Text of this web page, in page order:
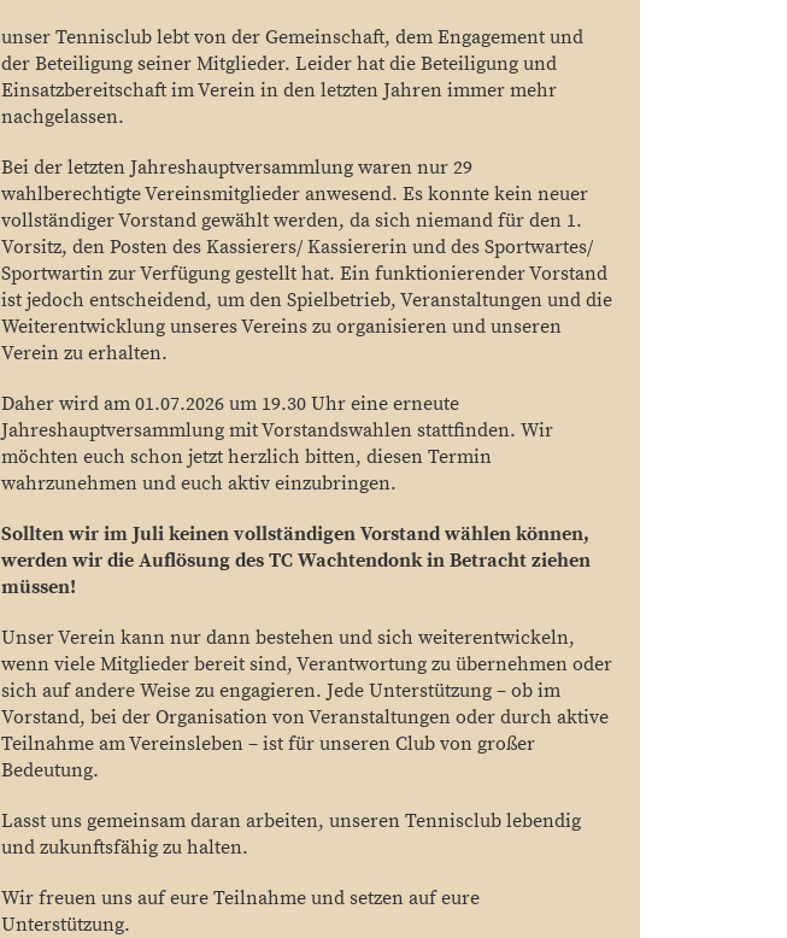
unser Tennisclub lebt von der Gemeinschaft, dem Engagement und
der Beteiligung seiner Mitglieder. Leider hat die Beteiligung und
Einsatzbereitschaft im Verein in den letzten Jahren immer mehr
nachgelassen.
Bei der letzten Jahreshauptversammlung waren nur 29
wahlberechtigte Vereinsmitglieder anwesend. Es konnte kein neuer
vollständiger Vorstand gewählt werden, da sich niemand für den 1.
Vorsitz, den Posten des Kassierers/ Kassiererin und des Sportwartes/
Sportwartin zur Verfügung gestellt hat. Ein funktionierender Vorstand
ist jedoch entscheidend, um den Spielbetrieb, Veranstaltungen und die
Weiterentwicklung unseres Vereins zu organisieren und unseren
Verein zu erhalten.
Daher wird am 01.07.2026 um 19.30 Uhr eine erneute
Jahreshauptversammlung mit Vorstandswahlen stattfinden. Wir
möchten euch schon jetzt herzlich bitten, diesen Termin
wahrzunehmen und euch aktiv einzubringen.
Sollten wir im Juli keinen vollständigen Vorstand wählen können,
werden wir die Auflösung des TC Wachtendonk in Betracht ziehen
müssen!
Unser Verein kann nur dann bestehen und sich weiterentwickeln,
wenn viele Mitglieder bereit sind, Verantwortung zu übernehmen oder
sich auf andere Weise zu engagieren. Jede Unterstützung – ob im
Vorstand, bei der Organisation von Veranstaltungen oder durch aktive
Teilnahme am Vereinsleben – ist für unseren Club von großer
Bedeutung.
Lasst uns gemeinsam daran arbeiten, unseren Tennisclub lebendig
und zukunftsfähig zu halten.
Wir freuen uns auf eure Teilnahme und setzen auf eure
Unterstützung.